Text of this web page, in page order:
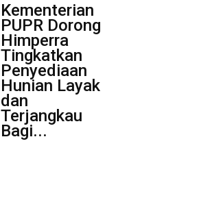
Kementerian
PUPR Dorong
Himperra
Tingkatkan
Penyediaan
Hunian Layak
dan
Terjangkau
Bagi...